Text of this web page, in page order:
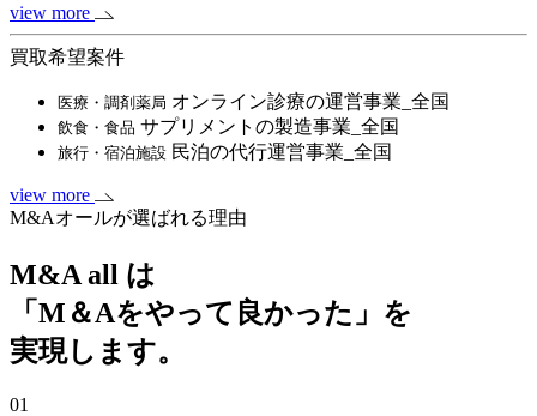
view more
買取希望案件
医療・調剤薬局 オンライン診療の運営事業_全国
飲食・食品 サプリメントの製造事業_全国
旅行・宿泊施設 民泊の代行運営事業_全国
view more
M&Aオールが選ばれる理由
M&A all は
「M＆Aをやって良かった」を
実現します。
01